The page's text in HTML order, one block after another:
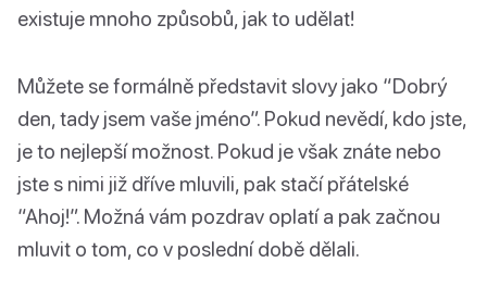
existuje mnoho způsobů, jak to udělat!
Můžete se formálně představit slovy jako “Dobrý
den, tady jsem vaše jméno”. Pokud nevědí, kdo jste,
je to nejlepší možnost. Pokud je však znáte nebo
jste s nimi již dříve mluvili, pak stačí přátelské
“Ahoj!”. Možná vám pozdrav oplatí a pak začnou
mluvit o tom, co v poslední době dělali.